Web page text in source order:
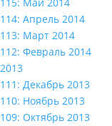
114: Апрель 2014
113: Март 2014
112: Февраль 2014
2013
111: Декабрь 2013
110: Ноябрь 2013
109: Октябрь 2013